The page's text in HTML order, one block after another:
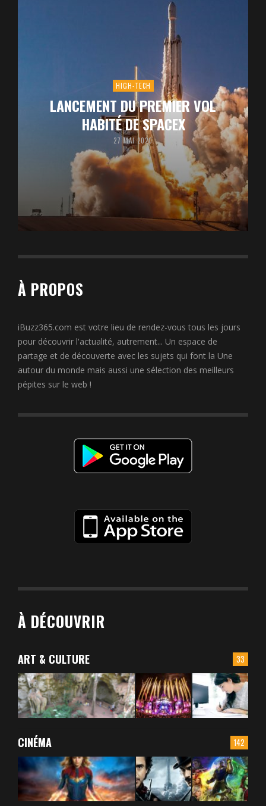
HIGH-TECH
LANCEMENT DU PREMIER VOL
HABITÉ DE SPACEX
27 MAI 2020
À PROPOS
iBuzz365.com est votre lieu de rendez-vous tous les jours
pour découvrir l'actualité, autrement... Un espace de
partage et de découverte avec les sujets qui font la Une
autour du monde mais aussi une sélection des meilleurs
pépites sur le web !
À DÉCOUVRIR
33
ART & CULTURE
142
CINÉMA